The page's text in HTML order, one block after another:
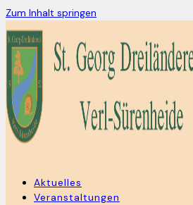
Zum Inhalt springen
Aktuelles
Veranstaltungen